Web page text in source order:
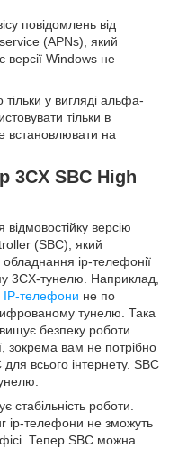
повідомлень від
(APNs), який
версії Windows не
у вигляді альфа-
тільки в
встановлювати на
3CX SBC High
версію
(SBC), який
обладнання ip-телефонії
3CX-тунелю. Наприклад,
IP-телефони не по
тунелю. Така
безпеку роботи
зокрема вам не потрібно
всього інтернету. SBC
стабільність роботи.
ip-телефони не зможуть
Тепер SBC можна